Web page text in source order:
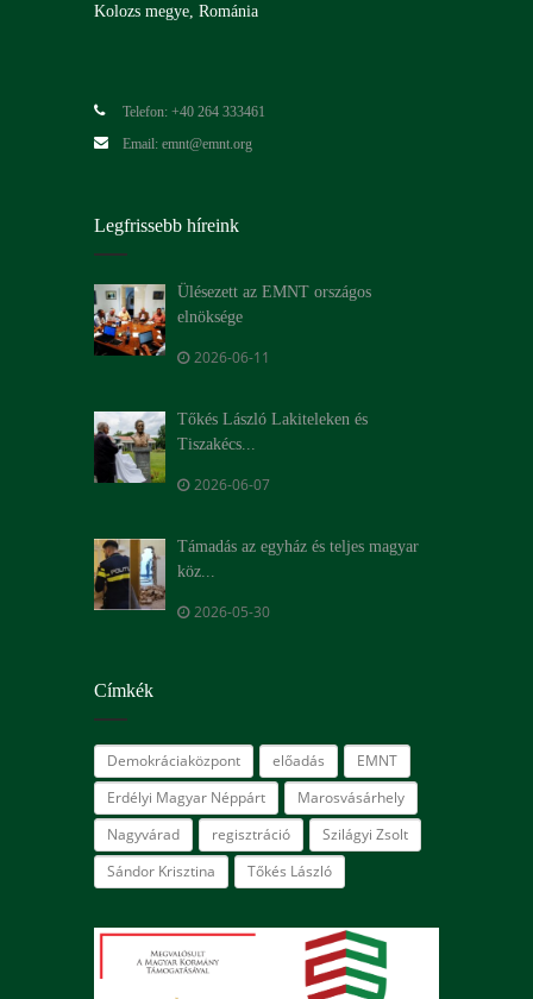
Kolozs megye, Románia
Telefon: +40 264 333461
Email: emnt@emnt.org
Legfrissebb híreink
Ülésezett az EMNT országos
elnöksége
2026-06-11
Tőkés László Lakiteleken és
Tiszakécs...
2026-06-07
Támadás az egyház és teljes magyar
köz...
2026-05-30
Címkék
Demokráciaközpont előadás
EMNT
Erdélyi Magyar Néppárt
Marosvásárhely
Nagyvárad
regisztráció
Szilágyi Zsolt
Sándor Krisztina
Tőkés László